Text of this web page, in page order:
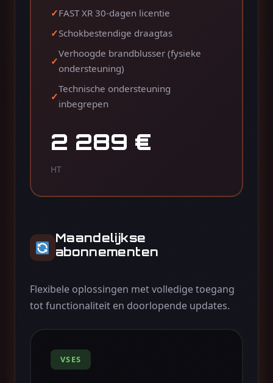
FAST XR 30-dagen licentie
Schokbestendige draagtas
Verhoogde brandblusser (fysieke
ondersteuning)
Technische ondersteuning
inbegrepen
2 289 €
HT
Maandelijkse
abonnementen
Flexibele oplossingen met volledige toegang
tot functionaliteit en doorlopende updates.
VSES